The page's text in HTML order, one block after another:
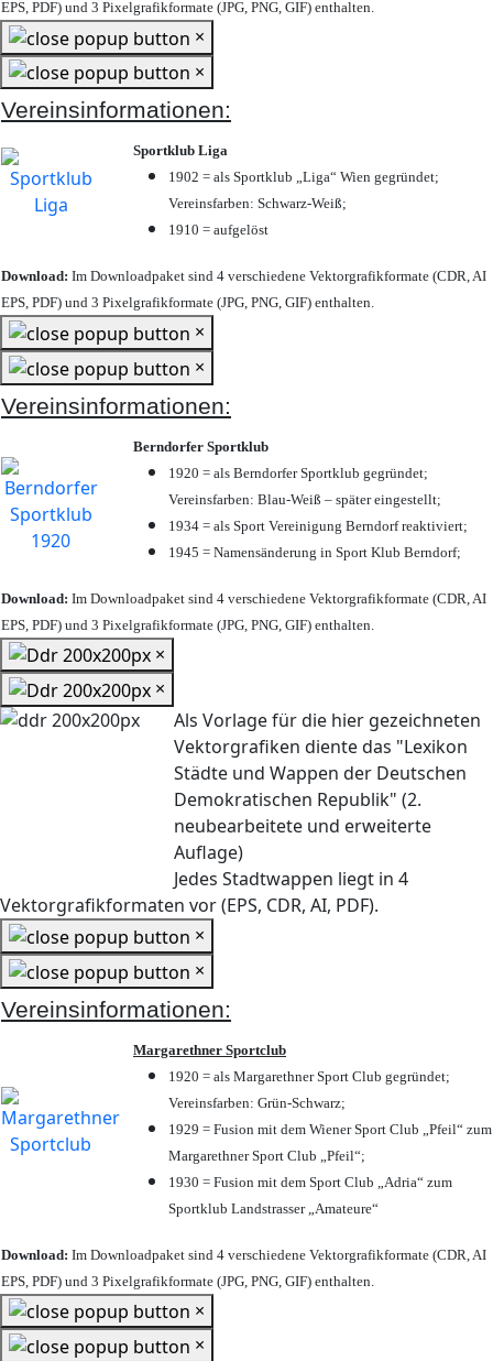
EPS, PDF) und 3 Pixelgrafikformate (JPG, PNG, GIF) enthalten.
×
×
Vereinsinformationen:
Sportklub Liga
1902 = als Sportklub „Liga“ Wien gegründet;
Vereinsfarben: Schwarz-Weiß;
1910 = aufgelöst
Download: Im Downloadpaket sind 4 verschiedene Vektorgrafikformate (CDR, AI
EPS, PDF) und 3 Pixelgrafikformate (JPG, PNG, GIF) enthalten.
×
×
Vereinsinformationen:
Berndorfer Sportklub
1920 = als Berndorfer Sportklub gegründet;
Vereinsfarben: Blau-Weiß – später eingestellt;
1934 = als Sport Vereinigung Berndorf reaktiviert;
1945 = Namensänderung in Sport Klub Berndorf;
Download: Im Downloadpaket sind 4 verschiedene Vektorgrafikformate (CDR, AI
EPS, PDF) und 3 Pixelgrafikformate (JPG, PNG, GIF) enthalten.
×
×
Als Vorlage für die hier gezeichneten
Vektorgrafiken diente das "Lexikon
Städte und Wappen der Deutschen
Demokratischen Republik" (2.
neubearbeitete und erweiterte
Auflage)
Jedes Stadtwappen liegt in 4
Vektorgrafikformaten vor (EPS, CDR, AI, PDF).
×
×
Vereinsinformationen:
Margarethner Sportclub
1920 = als Margarethner Sport Club gegründet;
Vereinsfarben: Grün-Schwarz;
1929 = Fusion mit dem Wiener Sport Club „Pfeil“ zum
Margarethner Sport Club „Pfeil“;
1930 = Fusion mit dem Sport Club „Adria“ zum
Sportklub Landstrasser „Amateure“
Download: Im Downloadpaket sind 4 verschiedene Vektorgrafikformate (CDR, AI
EPS, PDF) und 3 Pixelgrafikformate (JPG, PNG, GIF) enthalten.
×
×